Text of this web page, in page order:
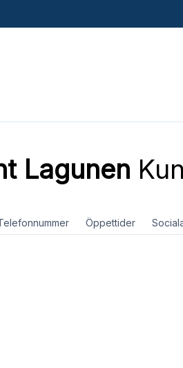
Lagunen
Öppettider